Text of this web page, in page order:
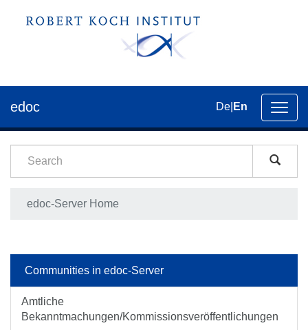
edoc De En
edoc-Server Home
Communities in edoc-Server
Amtliche
Bekanntmachungen/Kommissionsveröffentlichungen